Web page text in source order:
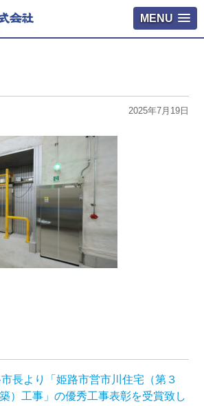
MENU
2025年7月19日
長より「姫路市営市川住宅（第３
）工事」の優秀工事表彰を受賞致し